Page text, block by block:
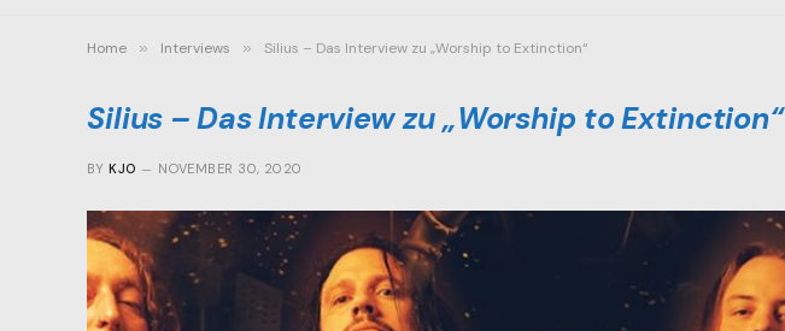
Home » Interviews » Silius – Das Interview zu „Worship to Extinction“
Silius – Das Interview zu „Worship to Extinction“
BY KJO NOVEMBER 30, 2020